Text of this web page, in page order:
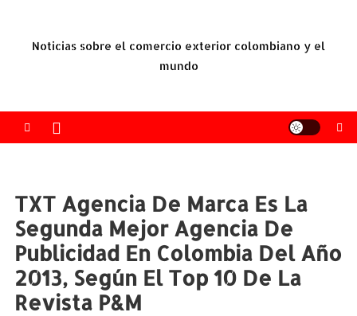
contenidoNoticias sobre el comercio exterior colombiano y el
mundo
TXT Agencia De Marca Es La
Segunda Mejor Agencia De
Publicidad En Colombia Del Año
2013, Según El Top 10 De La
Revista P&M